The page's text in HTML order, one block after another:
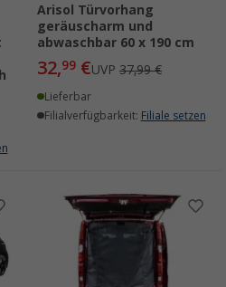
Arisol Türvorhang
geräuscharm und
abwaschbar 60 x 190 cm
32,99 €UVP 37,99 €
Lieferbar
Filialverfügbarkeit: Filiale setzen